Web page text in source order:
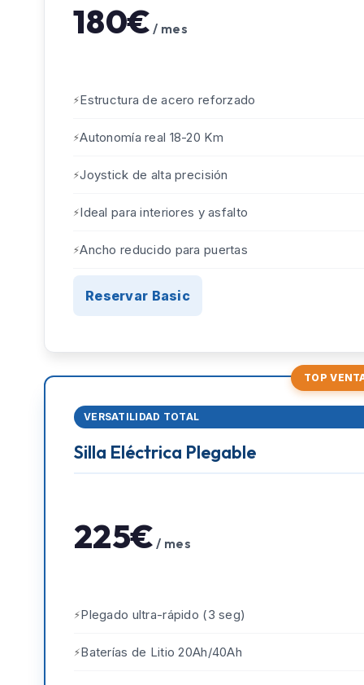
180€ / mes
Estructura de acero reforzado
Autonomía real 18-20 Km
Joystick de alta precisión
Ideal para interiores y asfalto
Ancho reducido para puertas
Reservar Basic
TOP
VERSATILIDAD TOTAL
Silla Eléctrica Plegable
225€ / mes
Plegado ultra-rápido (3 seg)
Baterías de Litio 20Ah/40Ah